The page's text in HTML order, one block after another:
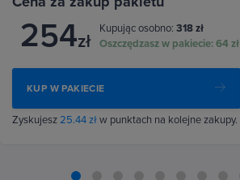
254zł
Kupując osobno: 318 zł
Oszczędzasz w pakiecie:64 zł
KUP W PAKIECIE
Zyskujesz25.44 złw punktach na kolejne zakupy.